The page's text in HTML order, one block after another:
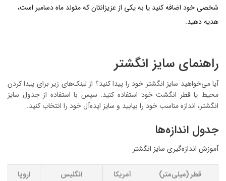
شخصی خود اضافه کنید یا به یکی از عزیزانتان که متولد ماه دسامبر است،
هدیه دهید.
راهنمای سایز انگشتر
آیا می‌خواهید سایز انگشتر خود را پیدا کنید؟ از لینک‌های زیر برای پیدا کردن
محیط یا قطر انگشت خود استفاده کنید. سپس با استفاده از جدول سایز
انگشتر، اندازه مناسب خود را بیابید و سایز ایده‌آل خود را انتخاب کنید.
جدول اندازه‌ها
آموزش اندازه‌گیری سایز انگشتر
قطر (میلی‌متر) آمریکا انگلیس
اروپا